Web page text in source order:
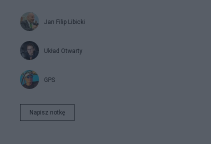
Jan Filip Libicki
Układ Otwarty
GPS
Napisz notkę